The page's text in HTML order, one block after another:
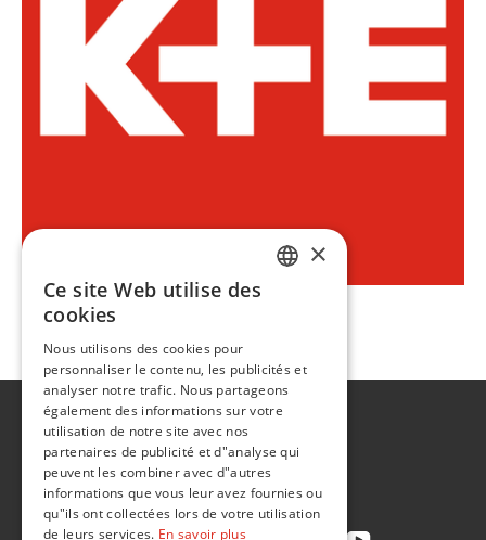
A propos de
Développement durable
Contact
×
Ce site Web utilise des
cookies
Nous utilisons des cookies pour
personnaliser le contenu, les publicités et
analyser notre trafic. Nous partageons
également des informations sur votre
utilisation de notre site avec nos
partenaires de publicité et d"analyse qui
peuvent les combiner avec d"autres
informations que vous leur avez fournies ou
qu"ils ont collectées lors de votre utilisation
de leurs services. En savoir plus